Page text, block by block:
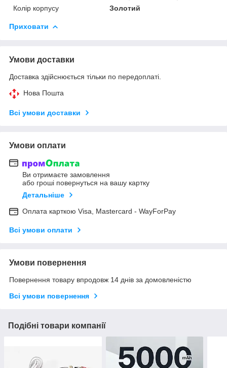
Колір корпусу
Золотий
Приховати
Умови доставки
Доставка здійснюється тільки по передоплаті.
Нова Пошта
Всі умови доставки
Умови оплати
Ви отримаєте замовлення
або гроші повернуться на вашу картку
Детальніше
Оплата карткою Visa, Mastercard - WayForPay
Всі умови оплати
Умови повернення
Повернення товару впродовж 14 днів за домовленістю
Всі умови повернення
Подібні товари компанії